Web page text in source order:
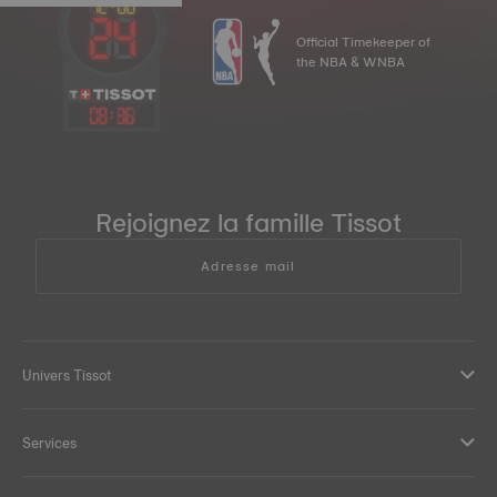
08: 36
Official Timekeeper of
the NBA & WNBA
Rejoignez la famille Tissot
Adresse mail
Univers Tissot
Services